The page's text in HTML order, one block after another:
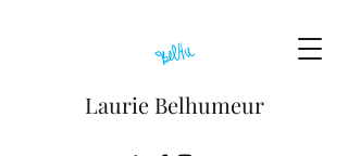
Laurie Belhumeur